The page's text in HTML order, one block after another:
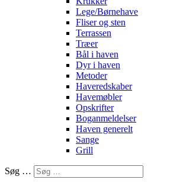
Lege/Børnehave
Fliser og sten
Terrassen
Træer
Bål i haven
Dyr i haven
Metoder
Haveredskaber
Havemøbler
Opskrifter
Boganmeldelser
Haven generelt
Sange
Grill
Søg …